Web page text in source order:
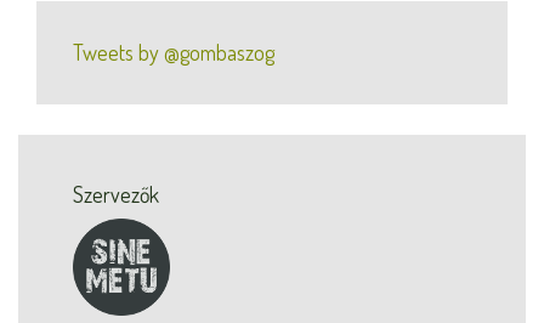
Tweets by @gombaszog
Szervezők